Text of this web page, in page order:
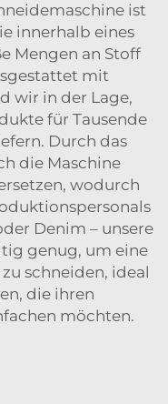
ist
innerhalb eines
Mengen an Stoff
mit
wir in der Lage,
für Tausende
Durch das
die Maschine
wodurch
Denim – unsere
genug, um eine
schneiden, ideal
die ihren
möchten.